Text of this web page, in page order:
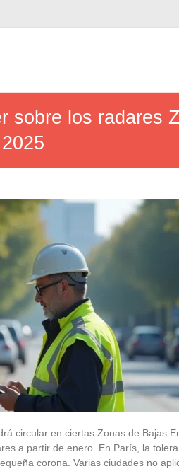
sobre los radares
circular en ciertas Zonas de Bajas
a partir de enero. En París, la
corona. Varias ciudades no